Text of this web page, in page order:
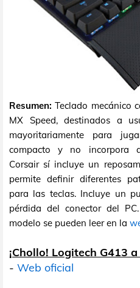
Resumen: Teclado mecánico
MX Speed, destinados a
mayoritariamente para
compacto y no incorpora
Corsair sí incluye un
permite definir diferentes
para las teclas. Incluye un
pérdida del conector del
modelo se pueden leer en la
¡Chollo! Logitech G413
- Web oficial